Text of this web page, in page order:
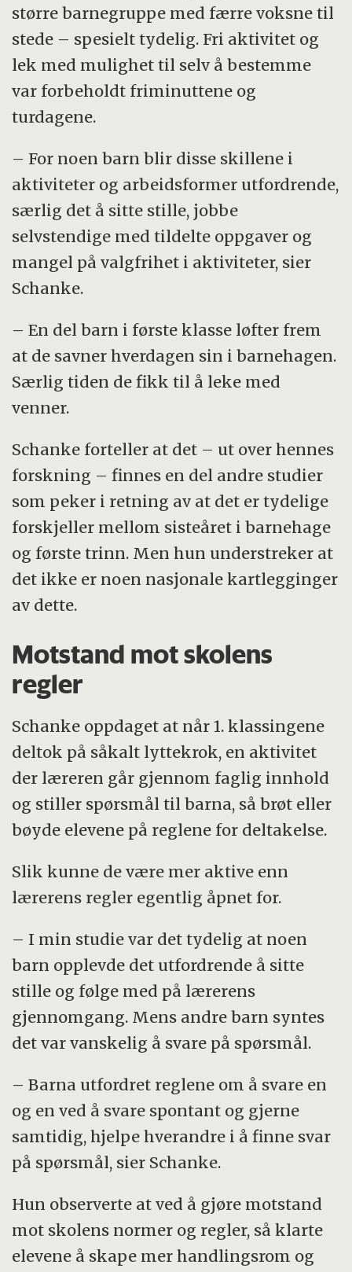
større barnegruppe med færre voksne til
stede – spesielt tydelig. Fri aktivitet og
lek med mulighet til selv å bestemme
var forbeholdt friminuttene og
turdagene.
– For noen barn blir disse skillene i
aktiviteter og arbeidsformer utfordrende,
særlig det å sitte stille, jobbe
selvstendige med tildelte oppgaver og
mangel på valgfrihet i aktiviteter, sier
Schanke.
– En del barn i første klasse løfter frem
at de savner hverdagen sin i barnehagen.
Særlig tiden de fikk til å leke med
venner.
Schanke forteller at det – ut over hennes
forskning – finnes en del andre studier
som peker i retning av at det er tydelige
forskjeller mellom sisteåret i barnehage
og første trinn. Men hun understreker at
det ikke er noen nasjonale kartlegginger
av dette.
Motstand mot skolens
regler
Schanke oppdaget at når 1. klassingene
deltok på såkalt lyttekrok, en aktivitet
der læreren går gjennom faglig innhold
og stiller spørsmål til barna, så brøt eller
bøyde elevene på reglene for deltakelse.
Slik kunne de være mer aktive enn
lærerens regler egentlig åpnet for.
– I min studie var det tydelig at noen
barn opplevde det utfordrende å sitte
stille og følge med på lærerens
gjennomgang. Mens andre barn syntes
det var vanskelig å svare på spørsmål.
– Barna utfordret reglene om å svare en
og en ved å svare spontant og gjerne
samtidig, hjelpe hverandre i å finne svar
på spørsmål, sier Schanke.
Hun observerte at ved å gjøre motstand
mot skolens normer og regler, så klarte
elevene å skape mer handlingsrom og